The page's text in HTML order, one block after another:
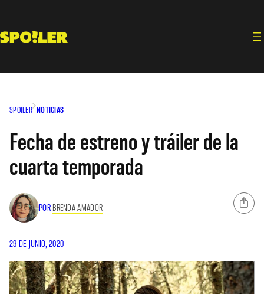
contenido
SPOILER NOTICIAS
Fecha de estreno y tráiler de la
cuarta temporada
POR BRENDA AMADOR
29 DE JUNIO, 2020